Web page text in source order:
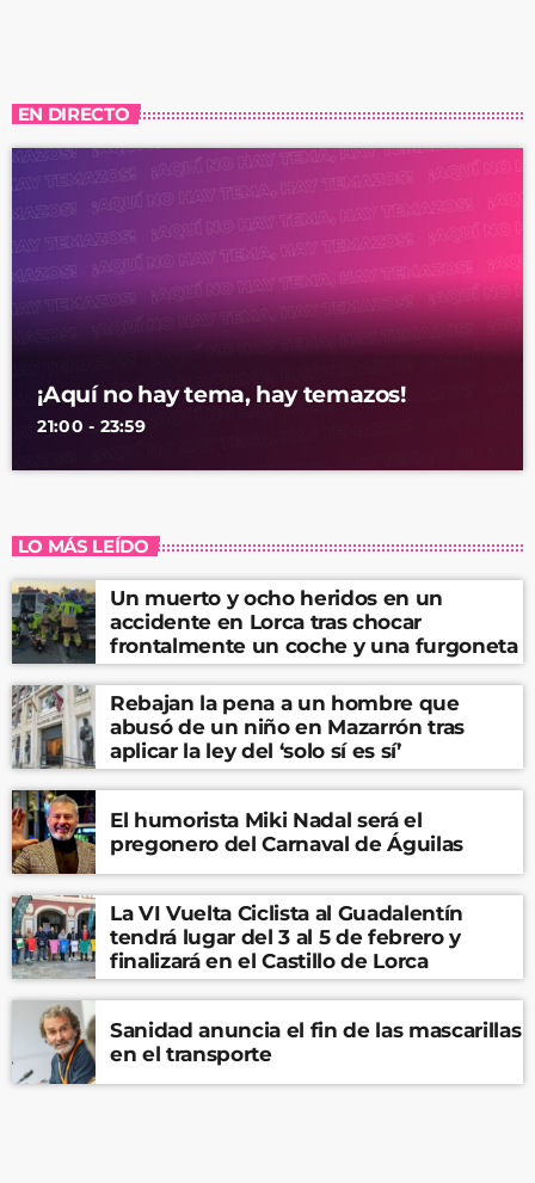
EN DIRECTO
¡Aquí no hay tema, hay temazos!
21:00 - 23:59
LO MÁS LEÍDO
Un muerto y ocho heridos en un
accidente en Lorca tras chocar
frontalmente un coche y una furgoneta
Rebajan la pena a un hombre que
abusó de un niño en Mazarrón tras
aplicar la ley del ‘solo sí es sí’
El humorista Miki Nadal será el
pregonero del Carnaval de Águilas
La VI Vuelta Ciclista al Guadalentín
tendrá lugar del 3 al 5 de febrero y
finalizará en el Castillo de Lorca
Sanidad anuncia el fin de las mascarillas
en el transporte